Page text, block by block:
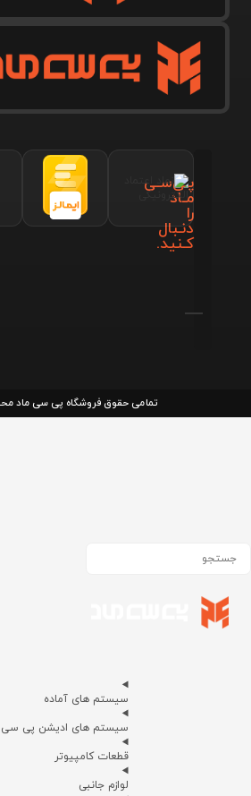
پـی‌سـی
مـاد
را
دنـبال
کـنید.
تمامی حقوق فروشگاه پی سی ماد
سیستم های آماده
سیستم های ادیشن پی سی
قطعات کامپیوتر
لوازم جانبی